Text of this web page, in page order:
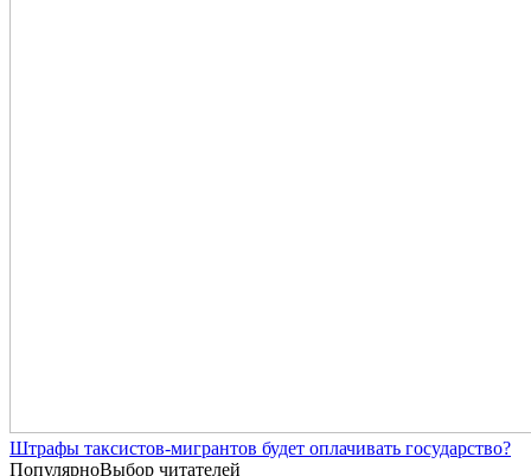
Штрафы таксистов-мигрантов будет оплачивать государство?
ПопулярноВыбор читателей